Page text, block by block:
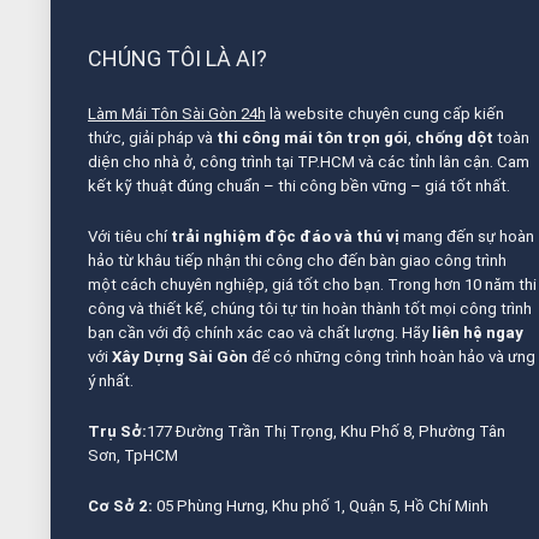
CHÚNG TÔI LÀ AI?
Làm Mái Tôn Sài Gòn 24h là website chuyên cung cấp kiến
thức, giải pháp và thi công mái tôn trọn gói, chống dột toàn
diện cho nhà ở, công trình tại TP.HCM và các tỉnh lân cận. Cam
kết kỹ thuật đúng chuẩn – thi công bền vững – giá tốt nhất.
Với tiêu chí trải nghiệm độc đáo và thú vị mang đến sự hoàn
hảo từ khâu tiếp nhận thi công cho đến bàn giao công trình
một cách chuyên nghiệp, giá tốt cho bạn. Trong hơn 10 năm thi
công và thiết kế, chúng tôi tự tin hoàn thành tốt mọi công trình
bạn cần với độ chính xác cao và chất lượng. Hãy liên hệ ngay
với Xây Dựng Sài Gòn để có những công trình hoàn hảo và ưng
ý nhất.
Trụ Sở:177 Đường Trần Thị Trọng, Khu Phố 8, Phường Tân
Sơn, TpHCM
Cơ Sở 2: 05 Phùng Hưng, Khu phố 1, Quận 5, Hồ Chí Minh